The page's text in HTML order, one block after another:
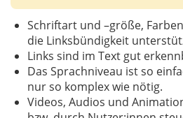
Schriftart und –größe,
die Linksbündigkeit
Links sind im Text gut
Das Sprachniveau ist so
nur so komplex wie nötig.
Videos, Audios und